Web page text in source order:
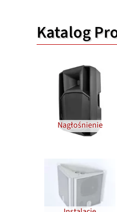
Katalog
Nagłośnienie